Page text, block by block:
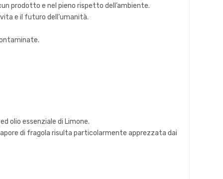
prodotto e nel pieno rispetto dell’ambiente.
e il futuro dell’umanità.
olio essenziale di Limone.
di fragola risulta particolarmente apprezzata dai